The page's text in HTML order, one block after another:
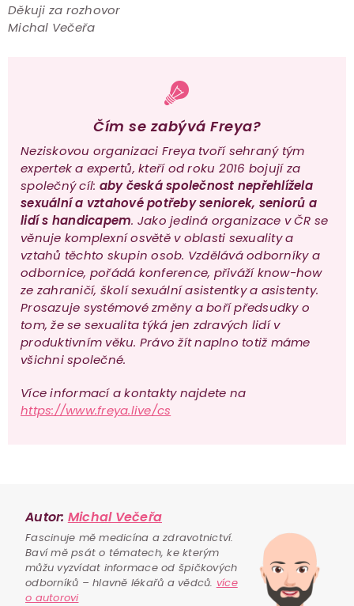
Děkuji za rozhovor
Michal Večeřa
Čím se zabývá Freya?
Neziskovou organizaci Freya tvoří sehraný tým
expertek a expertů, kteří od roku 2016 bojují za
společný cíl: aby česká společnost nepřehlížela
sexuální a vztahové potřeby seniorek, seniorů a
lidí s handicapem. Jako jediná organizace v ČR se
věnuje komplexní osvětě v oblasti sexuality a
vztahů těchto skupin osob. Vzdělává odborníky a
odbornice, pořádá konference, přiváží know-how
ze zahraničí, školí sexuální asistentky a asistenty.
Prosazuje systémové změny a boří předsudky o
tom, že se sexualita týká jen zdravých lidí v
produktivním věku. Právo žít naplno totiž máme
všichni společné.
Více informací a kontakty najdete na
https://www.freya.live/cs
Autor: Michal Večeřa
Fascinuje mě medicína a zdravotnictví.
Baví mě psát o tématech, ke kterým
můžu vyzvídat informace od špičkových
odborníků – hlavně lékařů a vědců. více
o autorovi